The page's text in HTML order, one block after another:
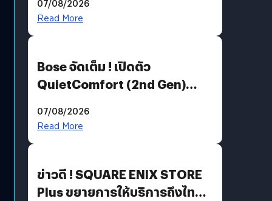
มีภาษาไทยด้วย
07/08/2026
Read More
Bose จัดเต็ม ! เปิดตัว
QuietComfort (2nd Gen)
07/08/2026
Read More
ข่าวดี ! SQUARE ENIX STORE
Plus ขยายการให้บริการถึงไทย